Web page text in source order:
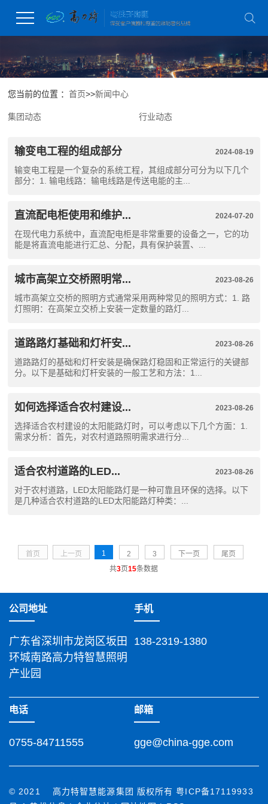
您当前的位置 ：首页>>新闻中心
集团动态 行业动态
输变电工程的组成部分 2024-08-19
输变电工程是一个复杂的系统工程，其组成部分可分为以下几个
部分：1. 输电线路：输电线路是传送电能的主...
直流配电柜使用和维护... 2024-07-20
在现代电力系统中，直流配电柜是非常重要的设备之一，它的功
能是将直流电能进行汇总、分配，具有保护装置、...
城市高架立交桥照明常... 2023-08-26
城市高架立交桥的照明方式通常采用两种常见的照明方式：1. 路
灯照明：在高架立交桥上安装一定数量的路灯...
道路路灯基础和灯杆安... 2023-08-26
道路路灯的基础和灯杆安装是确保路灯稳固和正常运行的关键部
分。以下是基础和灯杆安装的一般工艺和方法：1...
如何选择适合农村建设... 2023-08-26
选择适合农村建设的太阳能路灯时，可以考虑以下几个方面：1.
需求分析：首先，对农村道路照明需求进行分...
适合农村道路的LED... 2023-08-26
对于农村道路，LED太阳能路灯是一种可靠且环保的选择。以下
是几种适合农村道路的LED太阳能路灯种类：...
首页 上一页 1 2 3 下一页
尾页
共3页15条数据
公司地址
广东省深圳市龙岗区坂田
环城南路高力特智慧照明
产业园
手机
138-2319-1380
电话
0755-84711555
邮箱
gge@china-gge.com
© 2021 高力特智慧能源集团 版权所有粤ICP备17119933